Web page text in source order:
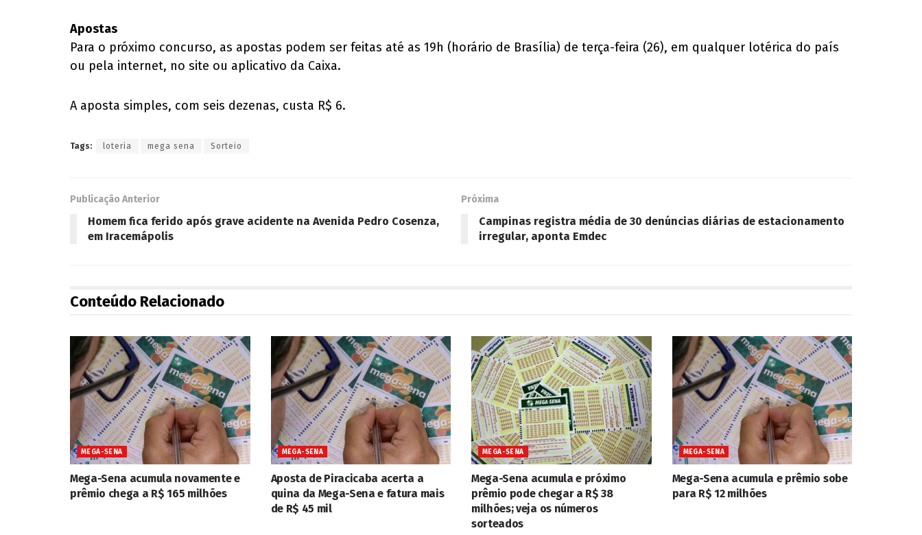
Apostas
Para o próximo concurso, as apostas podem ser feitas até as 19h (horário de Brasília) de terça-feira (26), em qualquer lotérica do país
ou pela internet, no site ou aplicativo da Caixa.
A aposta simples, com seis dezenas, custa R$ 6.
Tags: loteria mega sena Sorteio
Publicação Anterior
Homem fica ferido após grave acidente na Avenida Pedro Cosenza,
em Iracemápolis
Próxima
Campinas registra média de 30 denúncias diárias de estacionamento
irregular, aponta Emdec
Conteúdo Relacionado
MEGA-SENA
Mega-Sena acumula novamente e
prêmio chega a R$ 165 milhões
MEGA-SENA
Aposta de Piracicaba acerta a
quina da Mega-Sena e fatura mais
de R$ 45 mil
MEGA-SENA
Mega-Sena acumula e próximo
prêmio pode chegar a R$ 38
milhões; veja os números
sorteados
MEGA-SENA
Mega-Sena acumula e prêmio sobe
para R$ 12 milhões